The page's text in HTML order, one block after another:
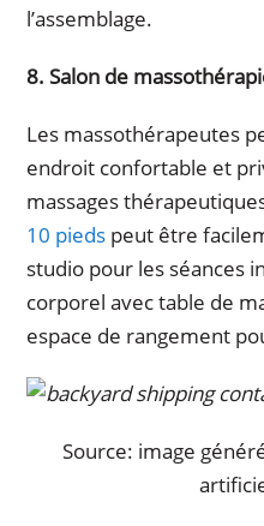
l’assemblage.
8. Salon de
Les massothérapeutes
endroit confortable et
massages
10 pieds peut être
studio pour les séances
corporel avec table de
espace de rangement
Source: image